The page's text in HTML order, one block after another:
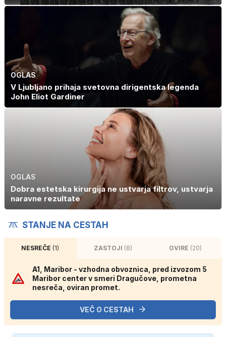
OGLAS
V Ljubljano prihaja svetovna dirigentska legenda
John Eliot Gardiner
OGLAS
Dobra estetska kirurgija ne ustvarja filtrov, ustvarja
naravne rezultate
STANJE NA CESTAH
NESREČE(1) ZASTOJI (8) OVIRE (20)
A1, Maribor - vzhodna obvoznica, pred izvozom 5
Maribor center v smeri Dragučove, prometna
nesreča, oviran promet.
VEČ O CESTAH